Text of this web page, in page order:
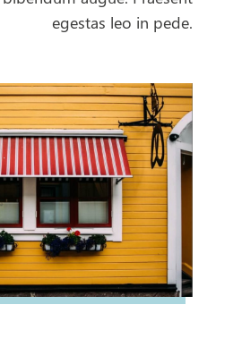
egestas leo in pede.